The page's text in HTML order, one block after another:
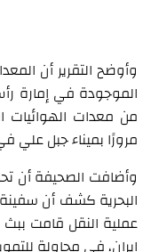
من معدات الهوائيات
مرورًا بميناء جبل علي
وأضافت الصحيفة أن
البحرية كشف أن سفينة
عملية النقل قامت ببث